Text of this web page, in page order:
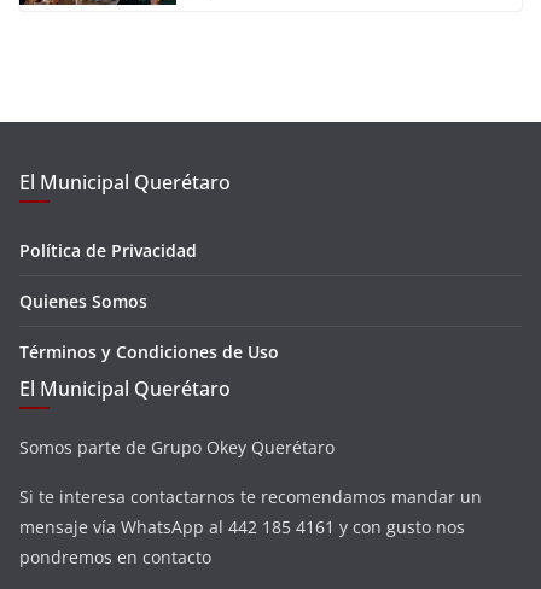
El Municipal Querétaro
Política de Privacidad
Quienes Somos
Términos y Condiciones de Uso
El Municipal Querétaro
Somos parte de Grupo Okey Querétaro
Si te interesa contactarnos te recomendamos mandar un
mensaje vía WhatsApp al 442 185 4161 y con gusto nos
pondremos en contacto